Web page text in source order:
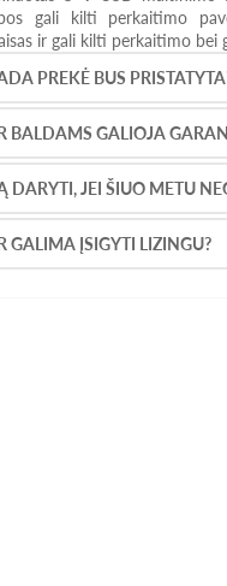
gali kilti perkaitimo
ir gali kilti perkaitimo bei
PREKĖ BUS
BALDAMS GALIOJA
DARYTI, JEI ŠIUO METU
GALIMA ĮSIGYTI LIZINGU?